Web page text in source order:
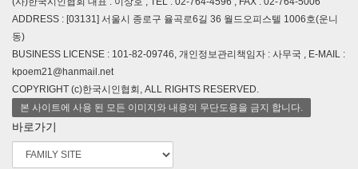
ADDRESS : [03131] 서울시 종로구 율곡로6길 36 월드오피스텔 1006호(운니
동)
BUSINESS LICENSE : 101-82-09746, 개인정보관리책임자 : 사무국 , E-MAIL :
kpoem21@hanmail.net
COPYRIGHT (c)한국시인협회, ALL RIGHTS RESERVED.
본 사이트에 사용 된 모든 이미지와 내용의 무단도용을 금지 합니다.
바로가기